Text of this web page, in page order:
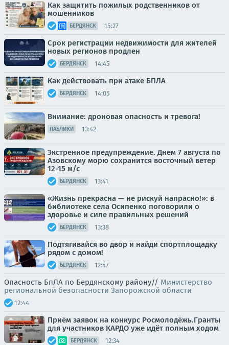
Как защитить пожилых родственников от
мошенников
БЕРДЯНСК 15:27
Срок регистрации недвижимости для жителей
новых регионов продлен
БЕРДЯНСК 14:45
Как действовать при атаке БПЛА
БЕРДЯНСК 14:05
Внимание: дроновая опасность и тревога!
ПАБЛИКИ 13:42
Экстренное предупреждение. Днем 7 августа по
Азовскому морю сохранится восточный ветер
12-15 м/с
БЕРДЯНСК 13:41
«Жизнь прекрасна — не рискуй напрасно!»: в
библиотеке села Осипенко поговорили о
здоровье и силе правильных решений
БЕРДЯНСК 13:38
Подтягивайся во двор и найди спортплощадку
рядом с домом!
БЕРДЯНСК 12:57
Опасность БпЛА по Бердянскому району// Министерство
региональной безопасности Запорожской области
12:44
Приём заявок на конкурс Росмолодёжь.Гранты
для участников КАРДО уже идёт полным ходом
БЕРДЯНСК 12:34